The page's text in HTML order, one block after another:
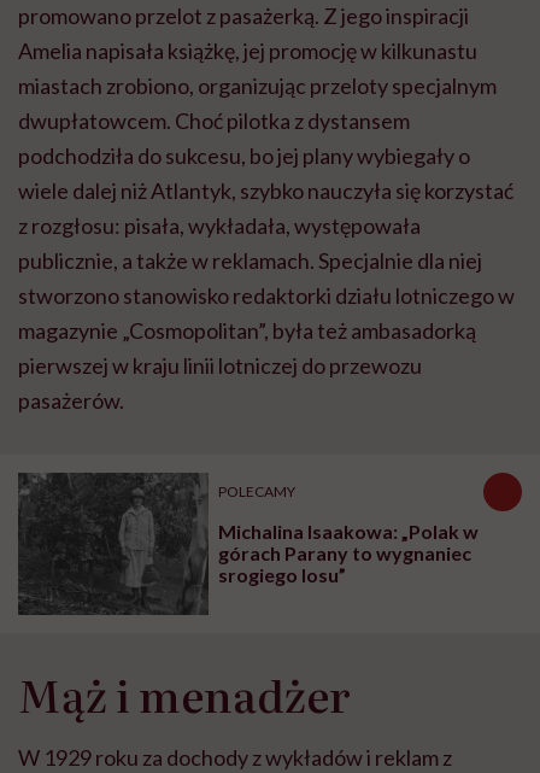
promowano przelot z pasażerką. Z jego inspiracji
Amelia napisała książkę, jej promocję w kilkunastu
miastach zrobiono, organizując przeloty specjalnym
dwupłatowcem. Choć pilotka z dystansem
podchodziła do sukcesu, bo jej plany wybiegały o
wiele dalej niż Atlantyk, szybko nauczyła się korzystać
z rozgłosu: pisała, wykładała, występowała
publicznie, a także w reklamach. Specjalnie dla niej
stworzono stanowisko redaktorki działu lotniczego w
magazynie „Cosmopolitan”, była też ambasadorką
pierwszej w kraju linii lotniczej do przewozu
pasażerów.
POLECAMY
Michalina Isaakowa: „Polak w
górach Parany to wygnaniec
srogiego losu”
Mąż i menadżer
W 1929 roku za dochody z wykładów i reklam z